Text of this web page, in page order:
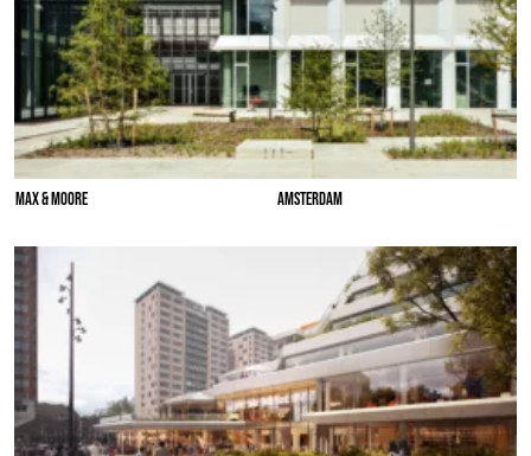
MAX & MOORE AMSTERDAM